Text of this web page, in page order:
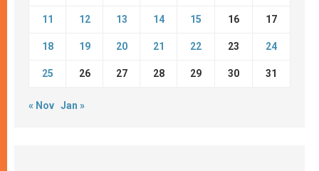
11 12 13 14 15 16 17
18 19 20 21 22 23 24
25 26 27 28 29 30 31
« Nov Jan »